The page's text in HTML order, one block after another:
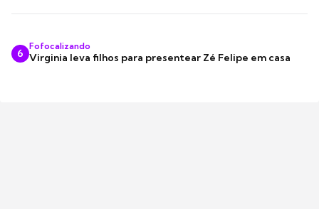
6
Fofocalizando
Virginia leva filhos para presentear Zé Felipe em casa